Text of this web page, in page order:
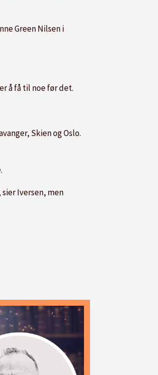
Green Nilsen i
å få til noe før det.
Skien og Oslo.
Iversen, men